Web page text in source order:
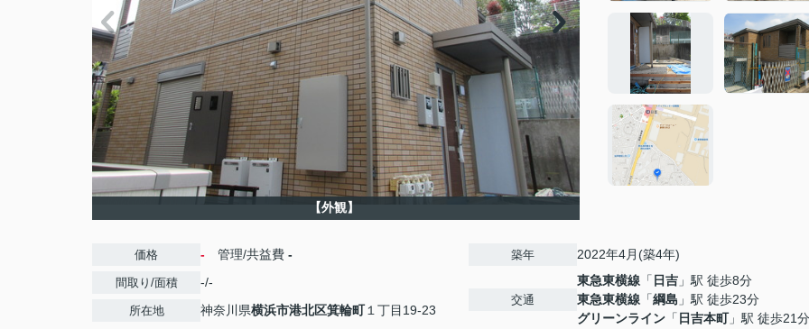
【外観】
価格 - 管理/共益費 -
間取り/面積 -/-
所在地 神奈川県横浜市港北区箕輪町１丁目19-23
築年 2022年4月(築4年)
交通
東急東横線 「 日吉 」駅 徒歩8分
東急東横線 「綱島 」駅 徒歩23分
グリーンライン 「 日吉本町」駅 徒歩21分